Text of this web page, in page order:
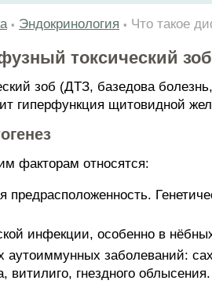
• Эндокринология • Что такое
токсический
зоб (ДТЗ, базедова
гиперфункция щитовидной
факторам относятся:
предрасположенность.
инфекции, особенно в
аутоиммунных заболеваний:
витилиго, гнездного облысения.